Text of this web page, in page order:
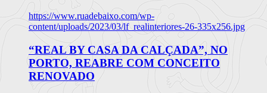
https://www.ruadebaixo.com/wp-
content/uploads/2023/03/lf_realinteriores-26-335x256.jpg
“REAL BY CASA DA CALÇADA”, NO
PORTO, REABRE COM CONCEITO
RENOVADO